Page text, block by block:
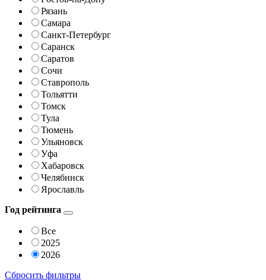
Рязань
Самара
Санкт-Петербург
Саранск
Саратов
Сочи
Ставрополь
Тольятти
Томск
Тула
Тюмень
Ульяновск
Уфа
Хабаровск
Челябинск
Ярославль
Год рейтинга
Все
2025
2026
Сбросить фильтры